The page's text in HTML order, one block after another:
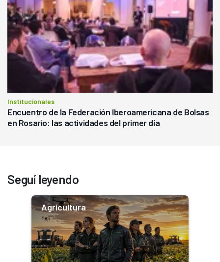
Institucionales
Encuentro de la Federación Iberoamericana de Bolsas
en Rosario: las actividades del primer día
Seguí leyendo
Agricultura